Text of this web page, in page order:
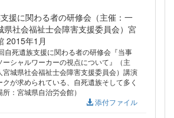
援に関わる者の研修会（主催：一
県社会福祉士会障害支援委員会）宮
2015年1月
自死遺族支援に関わる者の研修会『当事
シャルワーカーの視点について』（主
宮城県社会福祉士会障害支援委員会）講演
クが求められている、自死遺族そして多く
：宮城県自治労会館）
添付ファイル